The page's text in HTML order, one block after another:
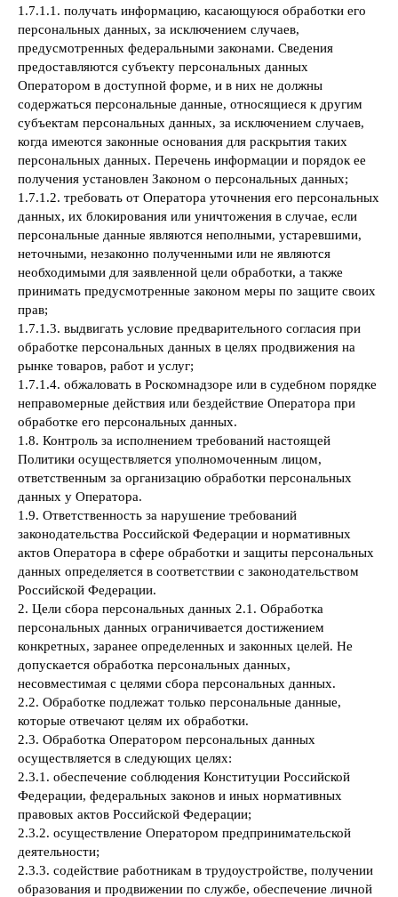
1.7.1.1. получать информацию, касающуюся обработки его
персональных данных, за исключением случаев,
предусмотренных федеральными законами. Сведения
предоставляются субъекту персональных данных
Оператором в доступной форме, и в них не должны
содержаться персональные данные, относящиеся к другим
субъектам персональных данных, за исключением случаев,
когда имеются законные основания для раскрытия таких
персональных данных. Перечень информации и порядок ее
получения установлен Законом о персональных данных;
1.7.1.2. требовать от Оператора уточнения его персональных
данных, их блокирования или уничтожения в случае, если
персональные данные являются неполными, устаревшими,
неточными, незаконно полученными или не являются
необходимыми для заявленной цели обработки, а также
принимать предусмотренные законом меры по защите своих
прав;
1.7.1.3. выдвигать условие предварительного согласия при
обработке персональных данных в целях продвижения на
рынке товаров, работ и услуг;
1.7.1.4. обжаловать в Роскомнадзоре или в судебном порядке
неправомерные действия или бездействие Оператора при
обработке его персональных данных.
1.8. Контроль за исполнением требований настоящей
Политики осуществляется уполномоченным лицом,
ответственным за организацию обработки персональных
данных у Оператора.
1.9. Ответственность за нарушение требований
законодательства Российской Федерации и нормативных
актов Оператора в сфере обработки и защиты персональных
данных определяется в соответствии с законодательством
Российской Федерации.
2. Цели сбора персональных данных 2.1. Обработка
персональных данных ограничивается достижением
конкретных, заранее определенных и законных целей. Не
допускается обработка персональных данных,
несовместимая с целями сбора персональных данных.
2.2. Обработке подлежат только персональные данные,
которые отвечают целям их обработки.
2.3. Обработка Оператором персональных данных
осуществляется в следующих целях:
2.3.1. обеспечение соблюдения Конституции Российской
Федерации, федеральных законов и иных нормативных
правовых актов Российской Федерации;
2.3.2. осуществление Оператором предпринимательской
деятельности;
2.3.3. содействие работникам в трудоустройстве, получении
образования и продвижении по службе, обеспечение личной